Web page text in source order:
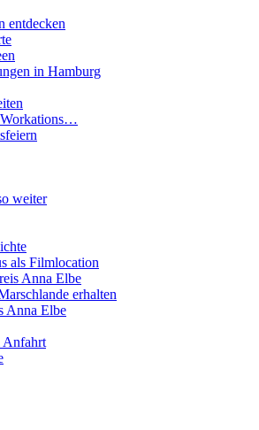
entdecken
in Hamburg
Workations…
weiter
als Filmlocation
Anna Elbe
erhalten
Anna Elbe